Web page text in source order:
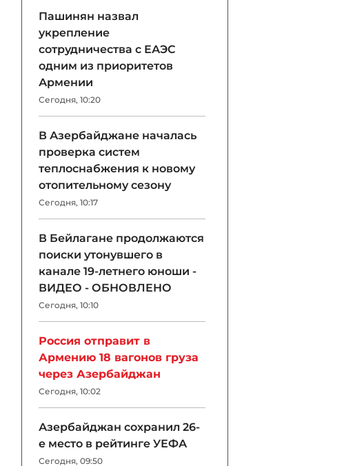
Пашинян назвал
укрепление
сотрудничества с ЕАЭС
одним из приоритетов
Армении
Сегодня, 10:20
В Азербайджане началась
проверка систем
теплоснабжения к новому
отопительному сезону
Сегодня, 10:17
В Бейлагане продолжаются
поиски утонувшего в
канале 19-летнего юноши -
ВИДЕО - ОБНОВЛЕНО
Сегодня, 10:10
Россия отправит в
Армению 18 вагонов груза
через Азербайджан
Сегодня, 10:02
Азербайджан сохранил 26-
е место в рейтинге УЕФА
Сегодня, 09:50